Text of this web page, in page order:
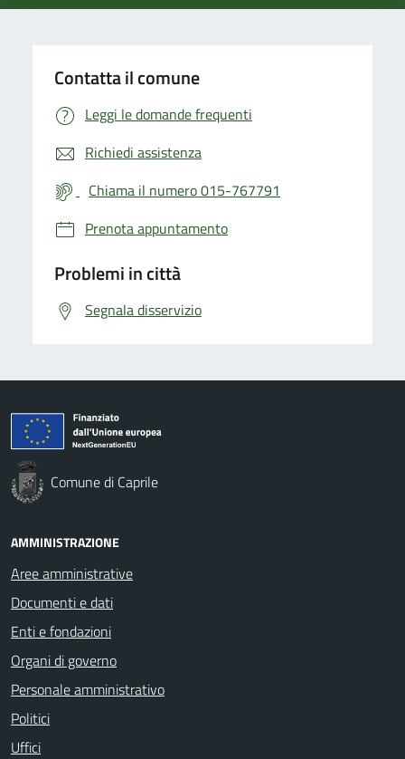
Contatta il comune
Leggi le domande frequenti
Richiedi assistenza
Chiama il numero 015-767791
Prenota appuntamento
Problemi in città
Segnala disservizio
Comune di Caprile
AMMINISTRAZIONE
Aree amministrative
Documenti e dati
Enti e fondazioni
Organi di governo
Personale amministrativo
Politici
Uffici